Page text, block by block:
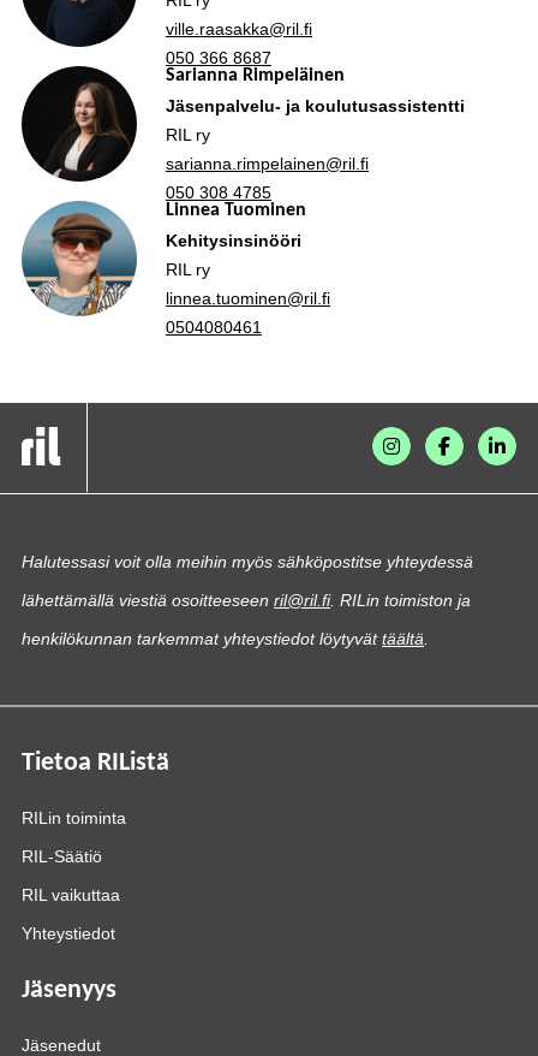
ville.raasakka@ril.fi
050 366 8687
Sarianna Rimpeläinen
Jäsenpalvelu- ja koulutusassistentti
RIL ry
sarianna.rimpelainen@ril.fi
050 308 4785
Linnea Tuominen
Kehitysinsinööri
RIL ry
linnea.tuominen@ril.fi
0504080461
Halutessasi voit olla meihin myös sähköpostitse yhteydessä
lähettämällä viestiä osoitteeseen ril@ril.fi. RILin toimiston ja
henkilökunnan tarkemmat yhteystiedot löytyvättäältä
Tietoa RIListä
RILin toiminta
RIL-Säätiö
RIL vaikuttaa
Yhteystiedot
Jäsenyys
Jäsenedut